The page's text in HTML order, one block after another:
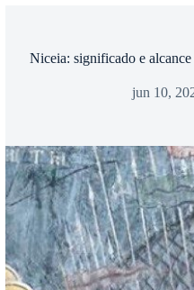
Niceia: significado e
jun 10,